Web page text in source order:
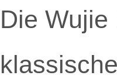
Die